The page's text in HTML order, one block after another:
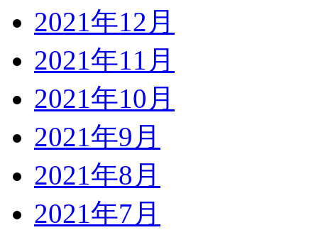
2021年12月
2021年11月
2021年10月
2021年9月
2021年8月
2021年7月